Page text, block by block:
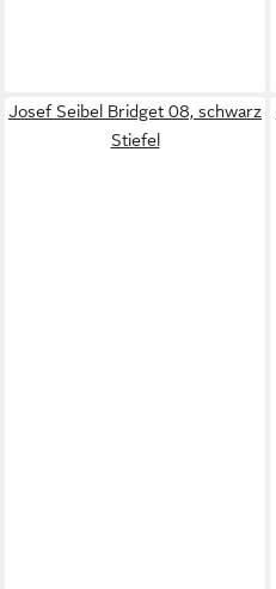
Josef Seibel Bridget 08, schwarz
Stiefel